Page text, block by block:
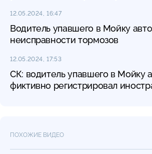
12.05.2024, 16:47
Водитель упавшего в Мойку
неисправности тормозов
12.05.2024, 17:53
СК: водитель упавшего в Мойку
фиктивно регистрировал
ПОХОЖИЕ ВИДЕО